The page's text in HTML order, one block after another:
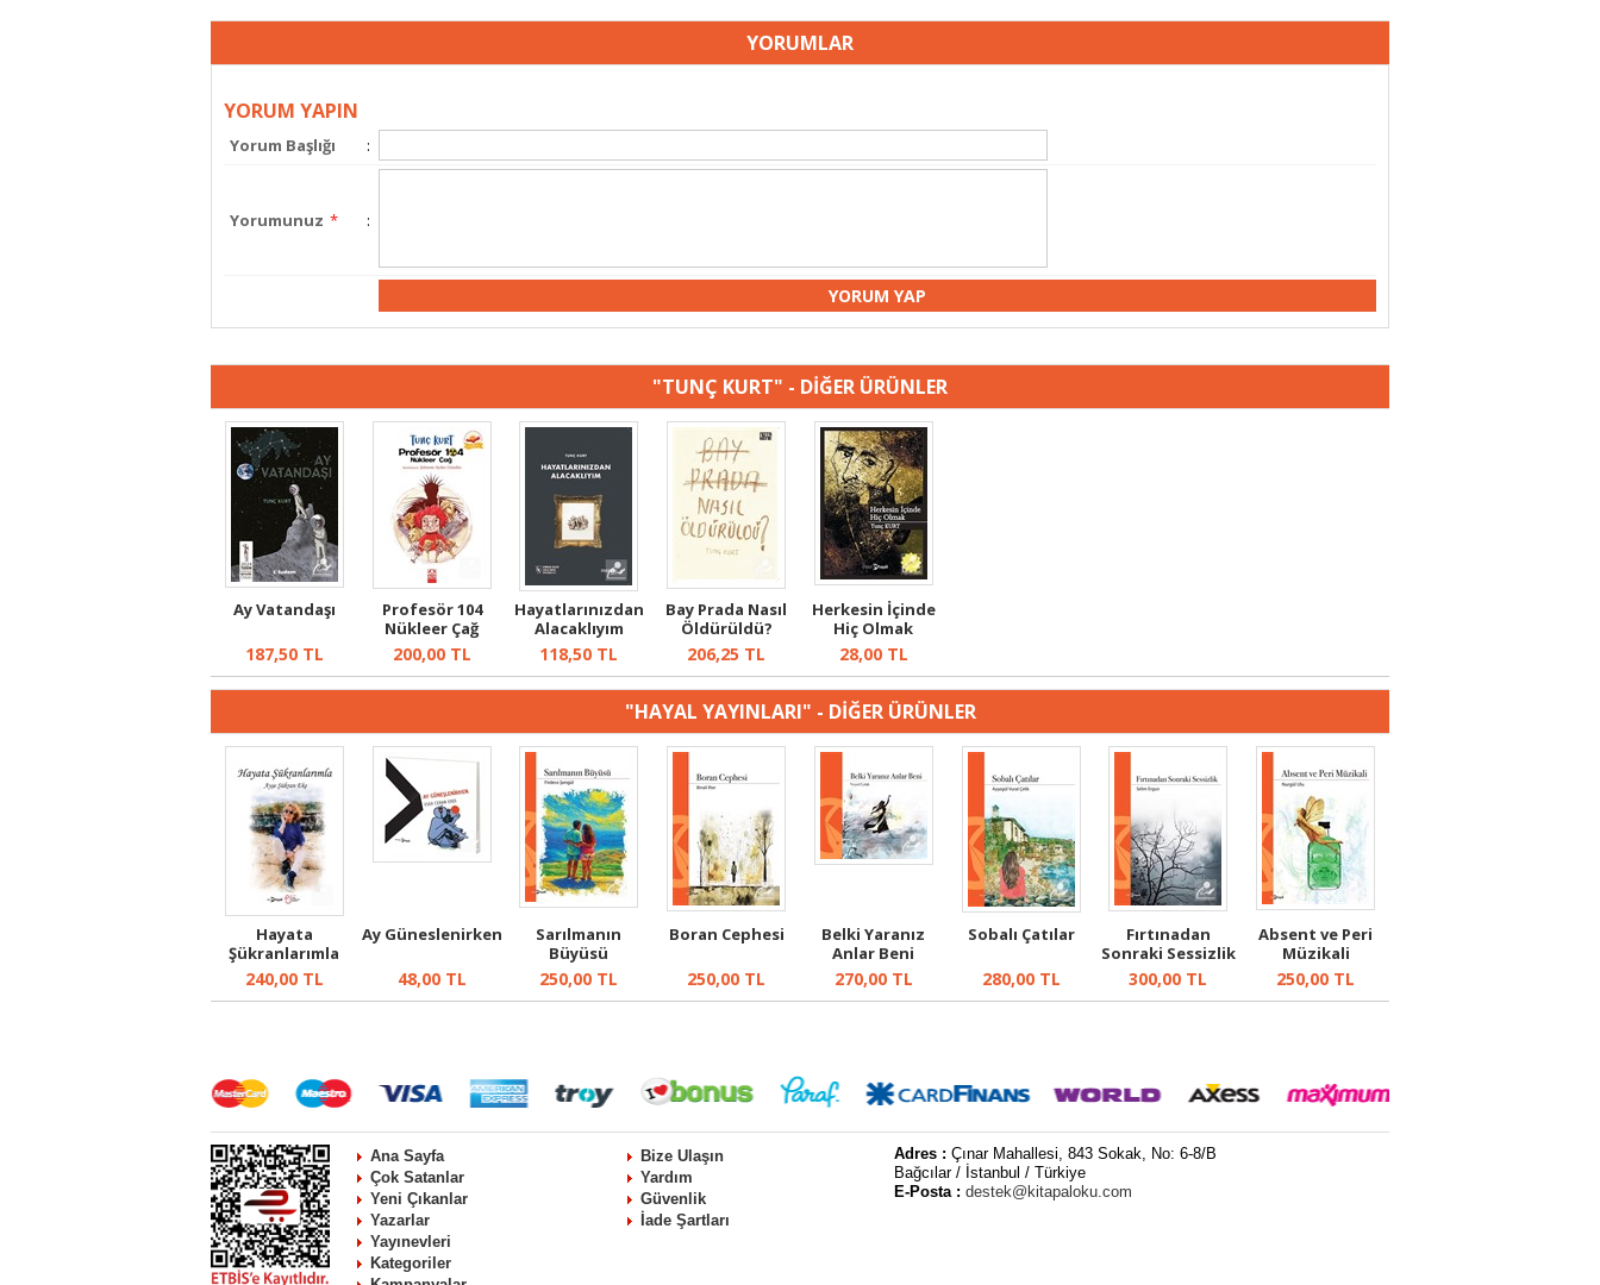
YORUMLAR
YORUM YAPIN
Yorum Başlığı :
Yorumunuz * :
"TUNÇ KURT" - DİĞER ÜRÜNLER
Ay Vatandaşı
187,50TL
Profesör 104
Nükleer Çağ
200,00TL
Hayatlarınızdan
Alacaklıyım
118,50 TL
Bay Prada Nasıl
Öldürüldü?
206,25 TL
Herkesin İçinde
Hiç Olmak
28,00TL
"HAYAL YAYINLARI" - DİĞER ÜRÜNLER
Hayata
Şükranlarımla
240,00TL
Ay Güneslenirken
48,00TL
Sarılmanın
Büyüsü
250,00 TL
Boran Cephesi
250,00 TL
Belki Yaranız
Anlar Beni
270,00TL
Sobalı Çatılar
280,00TL
Fırtınadan
Sonraki Sessizlik
300,00 TL
Absent ve Peri
Müzikali
250,00 TL
Ana Sayfa
Çok Satanlar
Yeni Çıkanlar
Yazarlar
Yayınevleri
Kategoriler
Bize Ulaşın
Yardım
Güvenlik
İade Şartları
Adres :Çınar Mahallesi, 843 Sokak, No: 6-8/B
Bağcılar / İstanbul / Türkiye
E-Posta :destek@kitapaloku.com